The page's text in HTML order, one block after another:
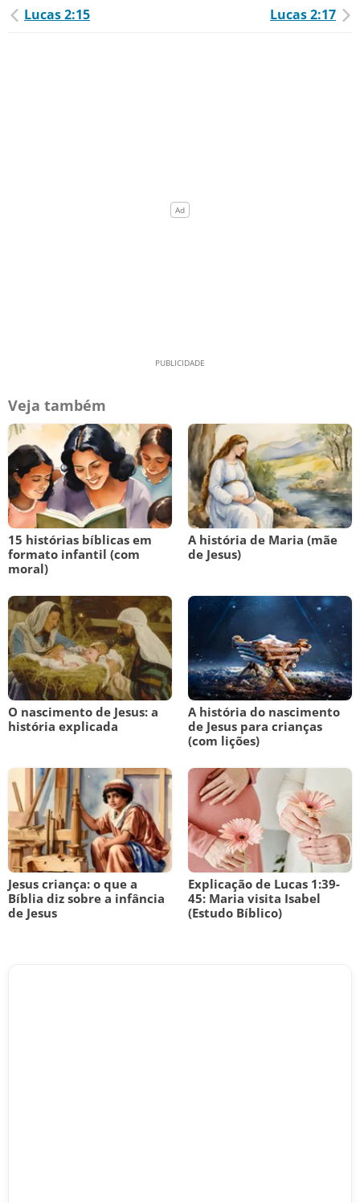
Lucas 2:15 Lucas 2:17
Veja também
15 histórias bíblicas em
formato infantil (com
moral)
A história de Maria (mãe
de Jesus)
O nascimento de Jesus: a
história explicada
A história do nascimento
de Jesus para crianças
(com lições)
Jesus criança: o que a
Bíblia diz sobre a infância
de Jesus
Explicação de Lucas 1:39-
45: Maria visita Isabel
(Estudo Bíblico)